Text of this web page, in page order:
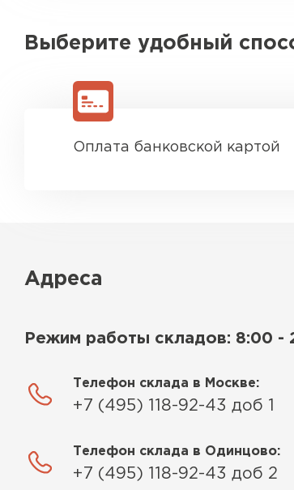
Выберите удобный
Оплата банковской картой
Адреса
Режим работы складов: 8:00 -
Телефон склада в Москве:
+7 (495) 118-92-43 доб 1
Телефон склада в Одинцово:
+7 (495) 118-92-43 доб 2